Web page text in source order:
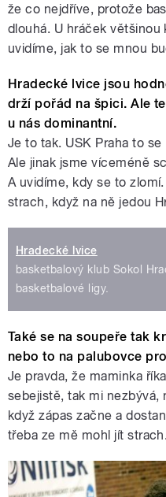
že co nejdříve, protože
dlouhá. U hráček většinou
uvidíme, jak to se mnou
Hradecké lvice jsou
drží pořád na špici. Ale
u nás dominantní.
Je to tak. USK Praha to
Ale jinak jsme víceméně
A uvidíme, kdy se to
strach, když na ně jedou
Hradecké lvice
basketbalový klub Sokol
basketbalové ligy.
Také se na soupeře tak
nebo to na palubovce
Je pravda, že maminka
sebejistě, tak mi nezbývá,
když zápas začne a
třeba ze mě mohl jít